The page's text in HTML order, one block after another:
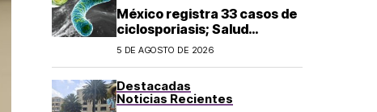
México registra 33 casos de
ciclosporiasis; Salud
mantiene vigilancia
5 DE AGOSTO DE 2026
Destacadas
Noticias Recientes